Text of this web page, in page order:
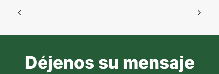
Déjenos su mensaje